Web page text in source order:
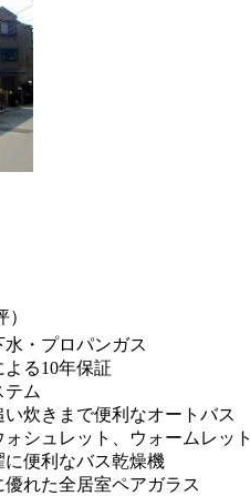
水・プロパンガス
よる10年保証
テム
い炊きまで便利なオートバス
ォシュレット、ウォームレット
に便利なバス乾燥機
優れた全居室ペアガラス